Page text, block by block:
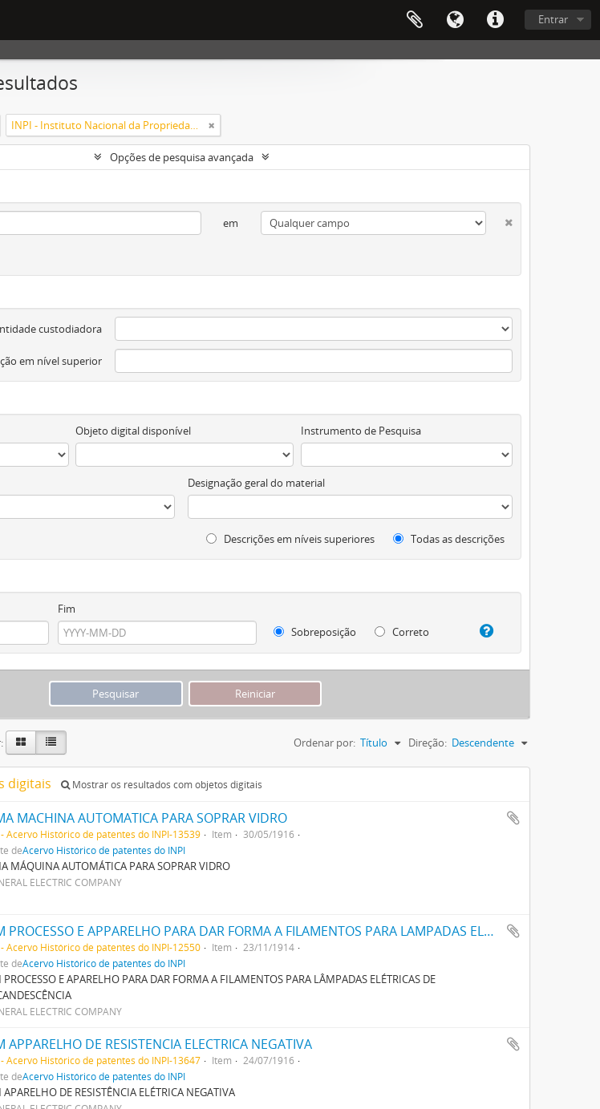
Entrar
INPI - Instituto Nacional da Propriedade Industrial
Opções de pesquisa avançada
em
custodiadora
em nível superior
Objeto digital disponível Instrumento de Pesquisa
Designação geral do material
Descrições em níveis superiores Todas as descrições
Fim
Sobreposição
Correto
Ordenar por: Título Direção: Descendente
digitais Mostrar os resultados com objetos digitais
MACHINA AUTOMATICA PARA SOPRAR VIDRO
Acervo Histórico de patentes do INPI-13539 Item
30/05/1916
deAcervo Histórico de patentes do INPI
MÁQUINA AUTOMÁTICA PARA SOPRAR VIDRO
ELECTRIC COMPANY
UM PROCESSO E APPARELHO PARA DAR FORMA A FILAMENTOS PARA LAMPADAS ELECTRICAS DE INCANDESCENCIA
Acervo Histórico de patentes do INPI-12550 Item
23/11/1914
deAcervo Histórico de patentes do INPI
PROCESSO E APARELHO PARA DAR FORMA A FILAMENTOS PARA LÂMPADAS ELÉTRICAS DE
ELECTRIC COMPANY
APPARELHO DE RESISTENCIA ELECTRICA NEGATIVA
Acervo Histórico de patentes do INPI-13647 Item
24/07/1916
deAcervo Histórico de patentes do INPI
APARELHO DE RESISTÊNCIA ELÉTRICA NEGATIVA